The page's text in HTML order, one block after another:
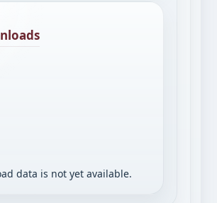
data is not yet available.